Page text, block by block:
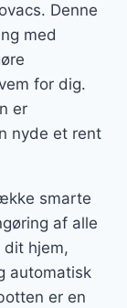
Denne
med
for dig.
er
nyde et rent
smarte
af alle
hjem,
automatisk
er en